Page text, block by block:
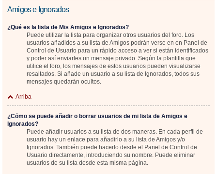
Amigos e Ignorados
¿Qué es la lista de Mis Amigos e Ignorados?
Puede utilizar la lista para organizar otros usuarios del foro. Los
usuarios añadidos a su lista de Amigos podrán verse en en Panel de
Control de Usuario para un rápido acceso a ver si están identificados
y poder así enviarles un mensaje privado. Según la plantilla que
utilice el foro, los mensajes de estos usuarios pueden visualizarse
resaltados. Si añade un usuario a su lista de Ignorados, todos sus
mensajes quedarán ocultos.
Arriba
¿Cómo se puede añadir o borrar usuarios de mi lista de Amigos e
Ignorados?
Puede añadir usuarios a su lista de dos maneras. En cada perfil de
usuario hay un enlace para añadirlo a su lista de Amigos y/o
Ignorados. También puede hacerlo desde el Panel de Control de
Usuario directamente, introduciendo su nombre. Puede eliminar
usuarios de su lista desde esta misma página.